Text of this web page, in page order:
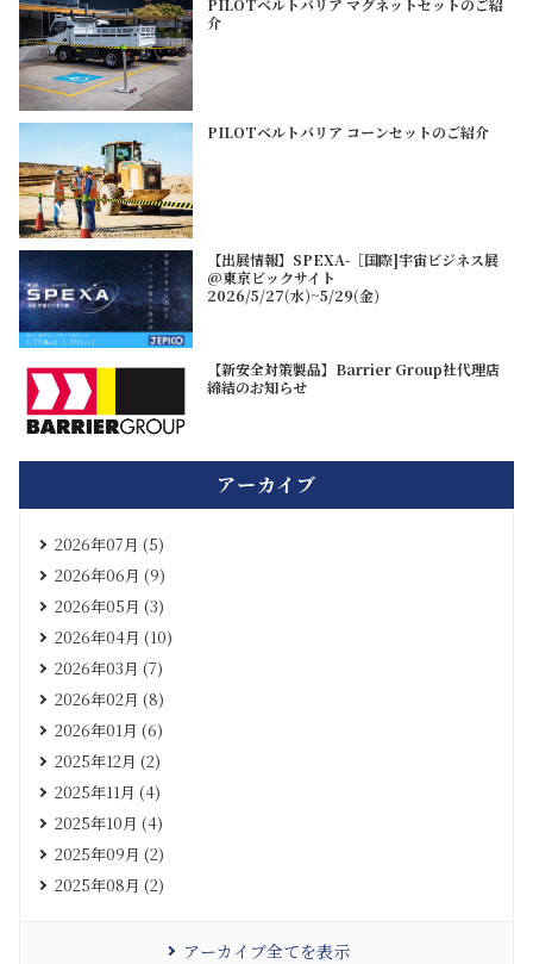
PILOTベルトバリア マグネットセットのご紹
介
PILOTベルトバリア コーンセットのご紹介
【出展情報】SPEXA-［国際]宇宙ビジネス展
@東京ビックサイト
2026/5/27(水)~5/29(金)
【新安全対策製品】Barrier Group社代理店
締結のお知らせ
アーカイブ
2026年07月 (5)
2026年06月 (9)
2026年05月 (3)
2026年04月 (10)
2026年03月 (7)
2026年02月 (8)
2026年01月 (6)
2025年12月 (2)
2025年11月 (4)
2025年10月 (4)
2025年09月 (2)
2025年08月 (2)
アーカイブ全てを表示